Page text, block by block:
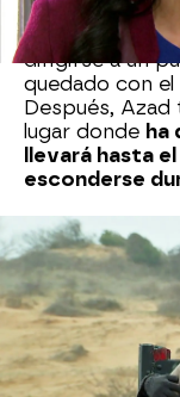
Ha llegado el
abandonan la
dirigirse a un
quedado con
Después, Azad
lugar donde ha
llevará hasta
esconderse
Melek y Zehra
despedirse de
separarse de
su deseo de
sigue
decirle adiós.